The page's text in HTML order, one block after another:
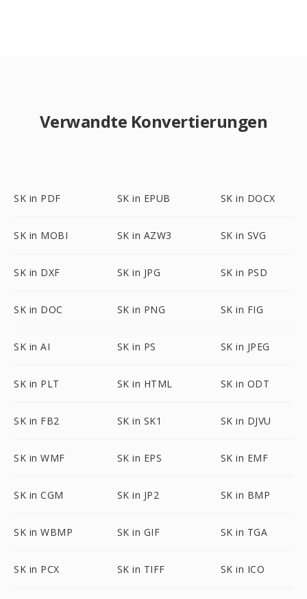
Verwandte Konvertierungen
SK in PDF SK in EPUB SK in DOCX
SK in MOBI SK in AZW3 SK in SVG
SK in DXF SK in JPG SK in PSD
SK in DOC SK in PNG SK in FIG
SK in AI SK in PS SK in JPEG
SK in PLT SK in HTML SK in ODT
SK in FB2 SK in SK1 SK in DJVU
SK in WMF SK in EPS SK in EMF
SK in CGM SK in JP2 SK in BMP
SK in WBMP SK in GIF SK in TGA
SK in PCX SK in TIFF SK in ICO